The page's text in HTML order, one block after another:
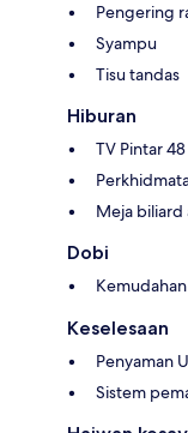
Pengering
Syampu
Tisu tandas
Hiburan
TV Pintar
Meja biliard
Dobi
Keselesaan
Penyaman
Sistem